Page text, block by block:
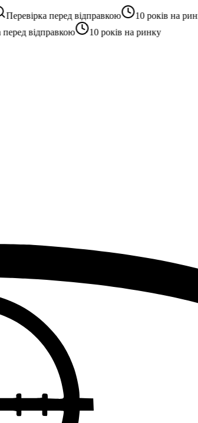
перед відправкою 10 років на ринку
відправкою 10 років на ринку